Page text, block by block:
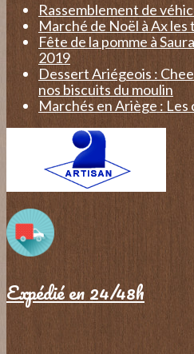
Rassemblement de
Marché de Noël à Ax
Fête de la pomme à
2019
Dessert Ariégeois :
nos biscuits du moulin
Marchés en Ariège :
Expédié en 24/48h